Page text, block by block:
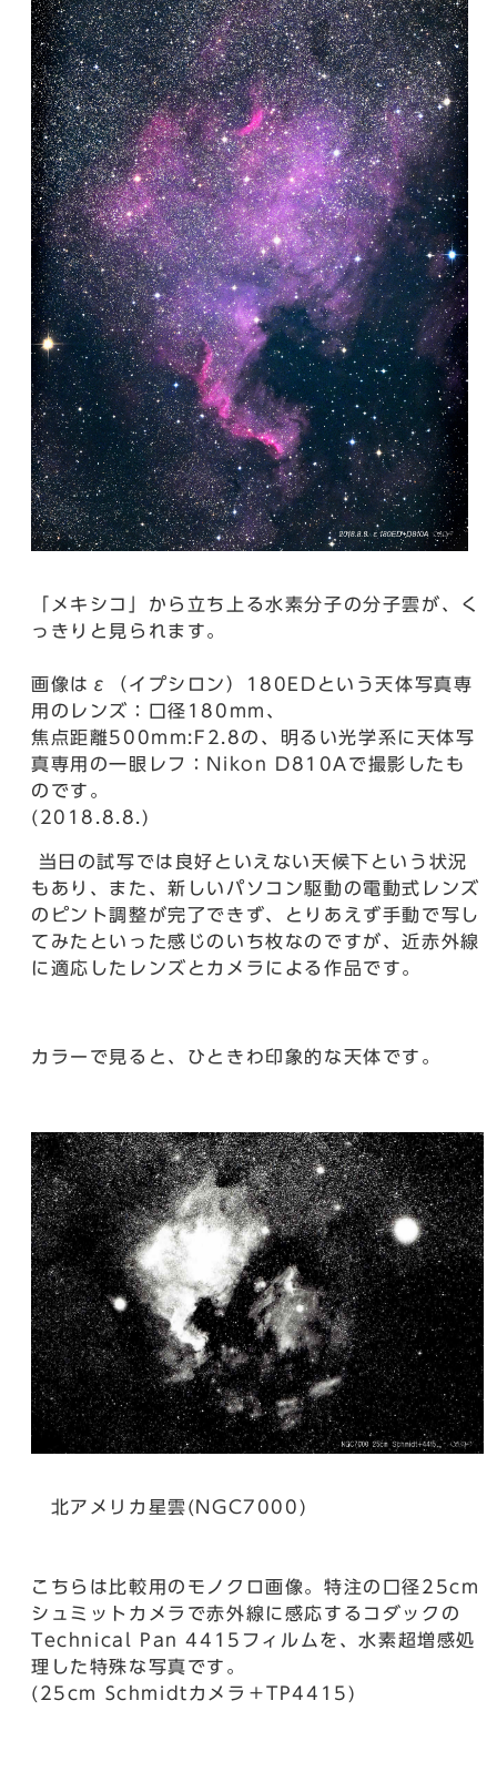
「メキシコ」から立ち上る水素分子の分子雲が、く
っきりと見られます。
画像はε（イプシロン）180EDという天体写真専
用のレンズ：口径180mm、
焦点距離500mm:F2.8の、明るい光学系に天体写
真専用の一眼レフ：Nikon D810Aで撮影したも
のです。
(2018.8.8.)
当日の試写では良好といえない天候下という状況
もあり、また、新しいパソコン駆動の電動式レンズ
のピント調整が完了できず、とりあえず手動で写し
てみたといった感じのいち枚なのですが、近赤外線
に適応したレンズとカメラによる作品です。
カラーで見ると、ひときわ印象的な天体です。
北アメリカ星雲(NGC7000)
こちらは比較用のモノクロ画像。特注の口径25cm
シュミットカメラで赤外線に感応するコダックの
Technical Pan 4415フィルムを、水素超増感処
理した特殊な写真です。
(25cm Schmidtカメラ＋TP4415)